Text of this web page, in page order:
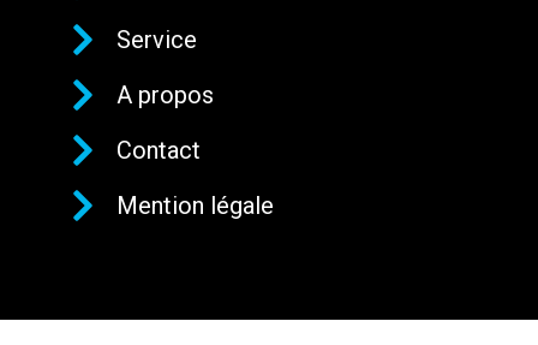
Service
A propos
Contact
Mention légale